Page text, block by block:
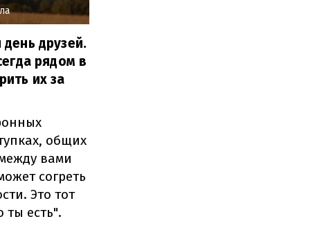
друзей.
рядом в
их за
общих
вами
согреть
Это тот
ты есть".